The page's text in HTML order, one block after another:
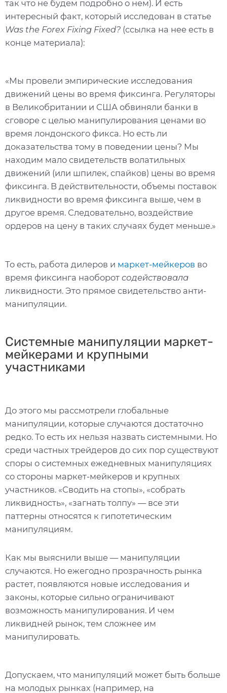
так что не будем подробно о нем). И есть
интересный факт, который исследован в статье
Was the Forex Fixing Fixed? (ссылка на нее есть в
конце материала):
«Мы провели эмпирические исследования
движений цены во время фиксинга. Регуляторы
в Великобритании и США обвиняли банки в
сговоре с целью манипулирования ценами во
время лондонского фикса. Но есть ли
доказательства тому в поведении цены? Мы
находим мало свидетельств волатильных
движений (или шпилек, спайков) цены во время
фиксинга. В действительности, объемы поставок
ликвидности во время фиксинга выше, чем в
другое время. Следовательно, воздействие
ордеров на цену в таких случаях будет меньше.»
То есть, работа дилеров и маркет-мейкеров во
время фиксинга наоборот содействовала
ликвидности. Это прямое свидетельство анти-
манипуляции.
Системные манипуляции маркет-
мейкерами и крупными
участниками
До этого мы рассмотрели глобальные
манипуляции, которые случаются достаточно
редко. То есть их нельзя назвать системными. Но
среди частных трейдеров до сих пор существуют
споры о системных ежедневных манипуляциях
со стороны маркет-мейкеров и крупных
участников. «Сводить на стопы», «собрать
ликвидность», «загнать толпу» — все эти
паттерны относятся к гипотетическим
манипуляциям.
Как мы выяснили выше — манипуляции
случаются. Но ежегодно прозрачность рынка
растет, появляются новые исследования и
законы, которые сильно ограничивают
возможность манипулирования. И чем
ликвидней рынок, тем сложнее им
манипулировать.
Допускаем, что манипуляций может быть больше
на молодых рынках (например, на